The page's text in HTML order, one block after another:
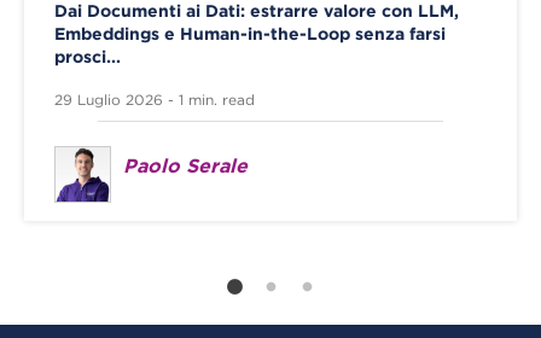
Dai Documenti ai Dati: estrarre valore con LLM,
Embeddings e Human-in-the-Loop senza farsi
prosci...
29 Luglio 2026 - 1 min. read
Paolo Serale